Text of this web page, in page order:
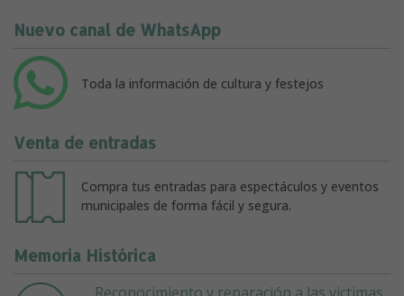
Nuevo canal de WhatsApp
Toda la información de cultura y festejos
Venta de entradas
Compra tus entradas para espectáculos y eventos
municipales de forma fácil y segura.
Memoria Histórica